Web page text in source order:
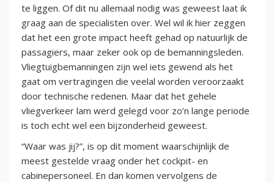
te liggen. Of dit nu allemaal nodig was geweest laat ik
graag aan de specialisten over. Wel wil ik hier zeggen
dat het een grote impact heeft gehad op natuurlijk de
passagiers, maar zeker ook op de bemanningsleden.
Vliegtuigbemanningen zijn wel iets gewend als het
gaat om vertragingen die veelal worden veroorzaakt
door technische redenen. Maar dat het gehele
vliegverkeer lam werd gelegd voor zo’n lange periode
is toch echt wel een bijzonderheid geweest.
“Waar was jij?”, is op dit moment waarschijnlijk de
meest gestelde vraag onder het cockpit- en
cabinepersoneel. En dan komen vervolgens de